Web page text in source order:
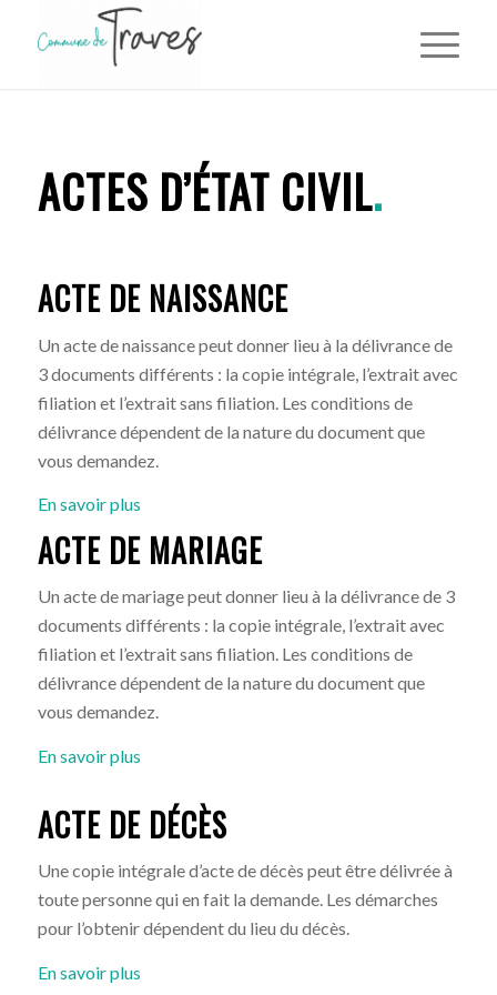
ACTES D’ÉTAT CIVIL.
ACTE DE NAISSANCE
Un acte de naissance peut donner lieu à la délivrance de
3 documents différents : la copie intégrale, l’extrait avec
filiation et l’extrait sans filiation. Les conditions de
délivrance dépendent de la nature du document que
vous demandez.
En savoir plus
ACTE DE MARIAGE
Un acte de mariage peut donner lieu à la délivrance de 3
documents différents : la copie intégrale, l’extrait avec
filiation et l’extrait sans filiation. Les conditions de
délivrance dépendent de la nature du document que
vous demandez.
En savoir plus
ACTE DE DÉCÈS
Une copie intégrale d’acte de décès peut être délivrée à
toute personne qui en fait la demande. Les démarches
pour l’obtenir dépendent du lieu du décès.
En savoir plus